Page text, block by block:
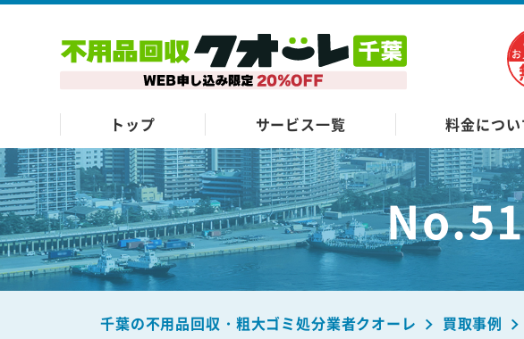
トップ サービス一覧 料金につい
千葉の不用品回収・粗大ゴミ処分業者クオーレ 買取事例